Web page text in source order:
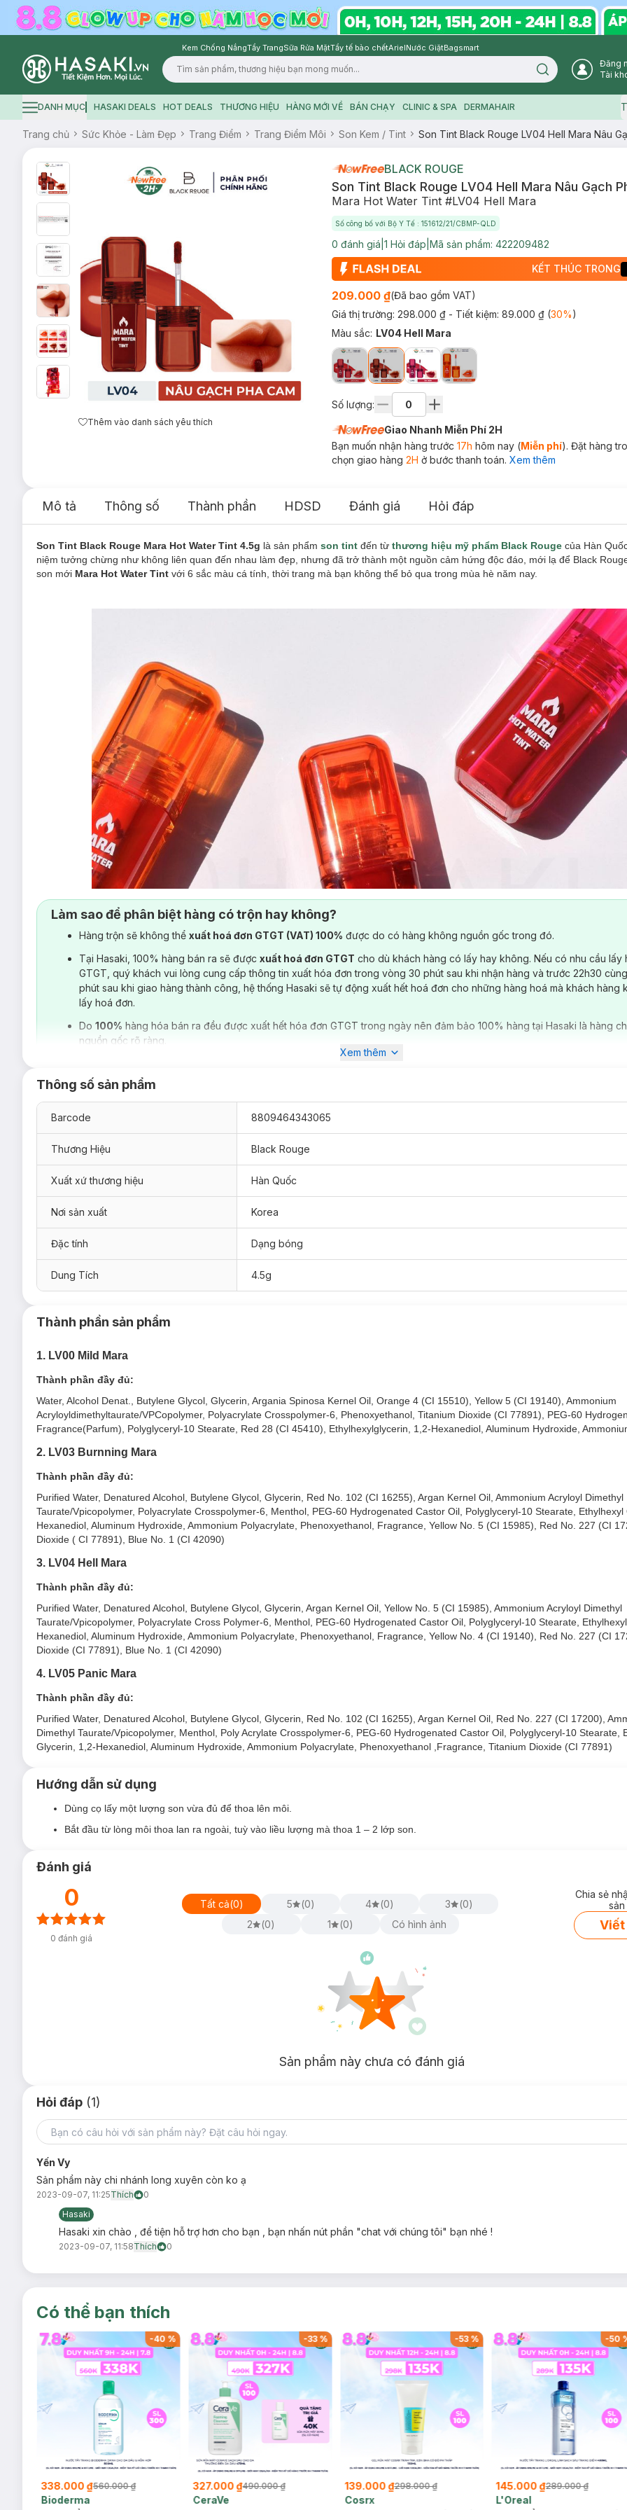
Kem Chống NắngTẩy TrangSữa Rửa MặtTẩy tế bào chếtArielNước GiặtBagsmart
Logo
Search icon
Đăng
Tài
Hamburger icon
DANH MỤC HASAKI DEALS HOT DEALS THƯƠNG HIỆU HÀNG MỚI VỀ BÁN CHẠY CLINIC & SPA DERMAHAIR
Trang chủ Sức Khỏe - Làm Đẹp Trang Điểm Trang Điểm Môi Son Kem / Tint Son Tint Black Rouge LV04 Hell Mara Nâu
Thêm vào danh sách yêu thích
BLACK ROUGE
Son Tint Black Rouge LV04 Hell Mara Nâu Gạch
Mara Hot Water Tint #LV04 Hell Mara
Số công bố với Bộ Y Tế : 151612/21/CBMP-QLD
0 đánh giá 1 Hỏi đáp Mã sản phẩm: 422209482
KẾT THÚC TRONG
209.000 ₫(Đã bao gồm VAT)
Giá thị trường: 298.000 ₫ - Tiết kiệm: 89.000 ₫(30%)
Màu sắc: LV04 Hell Mara
Số lượng:
Giao Nhanh Miễn Phí 2H
Bạn muốn nhận hàng trước 17h hôm nay (Miễn phí). Đặt hàng
chọn giao hàng 2H ở bước thanh toán. Xem thêm
Mô tả Thông số Thành phần HDSD Đánh giá Hỏi đáp
Son Tint Black Rouge Mara Hot Water Tint 4.5g là sản phẩm son tint đến từ thương hiệu mỹ phẩm Black Rouge của Hàn
niệm tưởng chừng như không liên quan đến nhau làm đẹp, nhưng đã trở thành một nguồn cảm hứng độc đáo, mới lạ để Black
son mới Mara Hot Water Tint với 6 sắc màu cá tính, thời trang mà bạn không thể bỏ qua trong mùa hè năm nay.
LV03 Burnning Mara:
Màu Sắc Đỏ Chilli luôn tạo nên sức hút đặc biệt bởi sự kết hợp hoàn hảo của 3 tone màu: đỏ, cam, và
nên sắc son trầm ấm, cổ điển.
LV04 Hell Mara:
Màu Nâu Gạch Pha Cam vừa thời thượng vừa sang trọng.
Ưu thế nổi bật:
Thiết kế:
Làm sao để phân biệt hàng có trộn hay không?
Hàng trộn sẽ không thể xuất hoá đơn GTGT (VAT) 100% được do có hàng không nguồn gốc trong đó.
Tại Hasaki, 100% hàng bán ra sẽ được xuất hoá đơn GTGT cho dù khách hàng có lấy hay không. Nếu có nhu cầu lấy
GTGT, quý khách vui lòng cung cấp thông tin xuất hóa đơn trong vòng 30 phút sau khi nhận hàng và trước 22h30
phút sau khi giao hàng thành công, hệ thống Hasaki sẽ tự động xuất hết hoá đơn cho những hàng hoá mà khách hàng
lấy hoá đơn.
Do 100% hàng hóa bán ra đều được xuất hết hóa đơn GTGT trong ngày nên đảm bảo 100% hàng tại Hasaki là hàng
nguồn gốc rõ ràng.
Xem thêm
Thông số sản phẩm
Barcode 8809464343065
Thương Hiệu Black Rouge
Xuất xứ thương hiệu Hàn Quốc
Nơi sản xuất Korea
Đặc tính Dạng bóng
Dung Tích 4.5g
Thành phần sản phẩm
1. LV00 Mild Mara
Thành phần đầy đủ:
Water, Alcohol Denat., Butylene Glycol, Glycerin, Argania Spinosa Kernel Oil, Orange 4 (CI 15510), Yellow 5 (CI 19140), Ammonium
Acryloyldimethyltaurate/VPCopolymer, Polyacrylate Crosspolymer-6, Phenoxyethanol, Titanium Dioxide (CI 77891), PEG-60
Fragrance(Parfum), Polyglyceryl-10 Stearate, Red 28 (CI 45410), Ethylhexylglycerin, 1,2-Hexanediol, Aluminum Hydroxide,
2. LV03 Burnning Mara
Thành phần đầy đủ:
Purified Water, Denatured Alcohol, Butylene Glycol, Glycerin, Red No. 102 (CI 16255), Argan Kernel Oil, Ammonium Acryloyl Dimethyl
Taurate/Vpicopolymer, Polyacrylate Crosspolymer-6, Menthol, PEG-60 Hydrogenated Castor Oil, Polyglyceryl-10 Stearate, Ethylhexyl
Hexanediol, Aluminum Hydroxide, Ammonium Polyacrylate, Phenoxyethanol, Fragrance, Yellow No. 5 (CI 15985), Red No. 227 (CI
Dioxide ( CI 77891), Blue No. 1 (CI 42090)
3. LV04 Hell Mara
Thành phần đầy đủ:
Purified Water, Denatured Alcohol, Butylene Glycol, Glycerin, Argan Kernel Oil, Yellow No. 5 (CI 15985), Ammonium Acryloyl Dimethyl
Taurate/Vpicopolymer, Polyacrylate Cross Polymer-6, Menthol, PEG-60 Hydrogenated Castor Oil, Polyglyceryl-10 Stearate,
Hexanediol, Aluminum Hydroxide, Ammonium Polyacrylate, Phenoxyethanol, Fragrance, Yellow No. 4 (CI 19140), Red No. 227 (CI
Dioxide (CI 77891), Blue No. 1 (CI 42090)
4. LV05 Panic Mara
Thành phần đầy đủ:
Purified Water, Denatured Alcohol, Butylene Glycol, Glycerin, Red No. 102 (CI 16255), Argan Kernel Oil, Red No. 227 (CI 17200),
Dimethyl Taurate/Vpicopolymer, Menthol, Poly Acrylate Crosspolymer-6, PEG-60 Hydrogenated Castor Oil, Polyglyceryl-10 Stearate,
Glycerin, 1,2-Hexanediol, Aluminum Hydroxide, Ammonium Polyacrylate, Phenoxyethanol ,Fragrance, Titanium Dioxide (CI 77891)
Hướng dẫn sử dụng
Dùng cọ lấy một lượng son vừa đủ để thoa lên môi.
Bắt đầu từ lòng môi thoa lan ra ngoài, tuỳ vào liều lượng mà thoa 1 – 2 lớp son.
Đánh giá
0
0 đánh giá
Tất cả(0) 5 (0) 4 (0) 3 (0)
2
(0) 1 (0) Có hình ảnh
Chia sẻ
Viết
Sản phẩm này chưa có đánh giá
Hỏi đáp (1)
Yến Vy
Sản phẩm này chi nhánh long xuyên còn ko ạ
2023-09-07, 11:25Thích
0
Hasaki
Hasaki xin chào , để tiện hỗ trợ hơn cho bạn , bạn nhấn nút phần "chat với chúng tôi" bạn nhé !
2023-09-07, 11:58Thích 0
Có thể bạn thích
-40 %
338.000 ₫560.000 ₫
Bioderma
-33%
327.000 ₫490.000 ₫
CeraVe
-53%
139.000 ₫298.000 ₫
Cosrx
-50
145.000 ₫289.000 ₫
L'Oreal